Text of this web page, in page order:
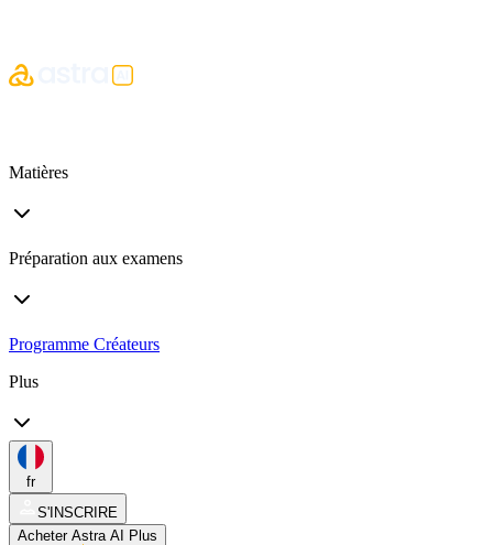
Matières
Préparation aux examens
Programme Créateurs
Plus
fr
S'INSCRIRE
Acheter Astra AI Plus